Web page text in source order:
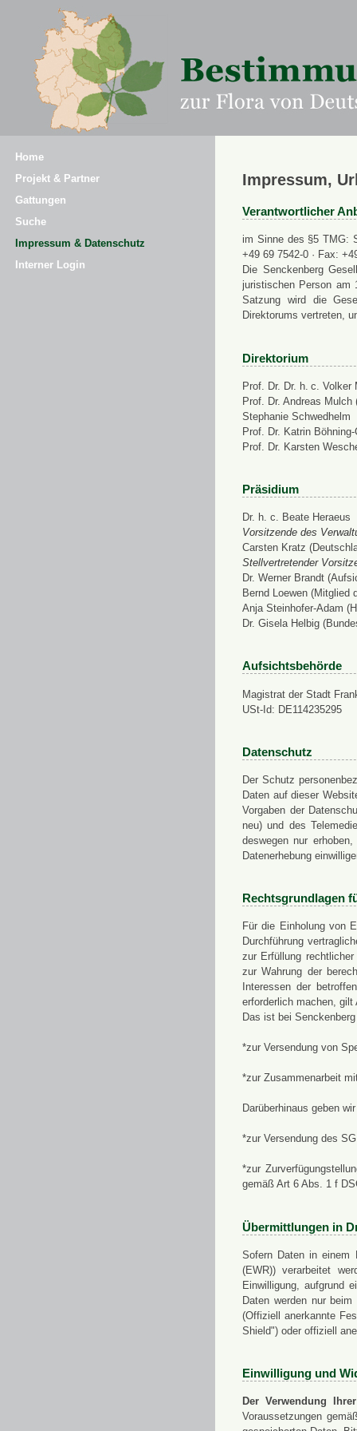
Home
Projekt & Partner
Gattungen
Suche
Impressum & Datenschutz
Interner Login
Impressum,
Verantwortlicher
im Sinne des §5 TMG:
+49 69 7542-0 · Fax:
Die Senckenberg
juristischen Person am
Satzung wird die
Direktorums vertreten,
Direktorium
Prof. Dr. Dr. h. c. Volker
Prof. Dr. Andreas
Stephanie Schwedhelm
Prof. Dr. Katrin
Prof. Dr. Karsten
Präsidium
Dr. h. c. Beate Heraeus
Vorsitzende des
Carsten Kratz
Stellvertretender
Dr. Werner Brandt
Bernd Loewen (Mitglied
Anja Steinhofer-Adam
Dr. Gisela Helbig
Aufsichtsbehörde
Magistrat der Stadt
USt-Id: DE114235295
Datenschutz
Der Schutz
Daten auf dieser
Vorgaben der
neu) und des
deswegen nur
Datenerhebung
Rechtsgrundlagen
Für die Einholung von
Durchführung
zur Erfüllung
zur Wahrung der
Interessen der
erforderlich machen,
Das ist bei
*zur Versendung von
*zur Zusammenarbeit
Darüberhinaus geben
*zur Versendung des
*zur
gemäß Art 6 Abs. 1 f
Übermittlungen in
Sofern Daten in einem
(EWR)) verarbeitet
Einwilligung, aufgrund
Daten werden nur
(Offiziell anerkannte
Shield") oder offiziell
Einwilligung und
Der Verwendung
Voraussetzungen